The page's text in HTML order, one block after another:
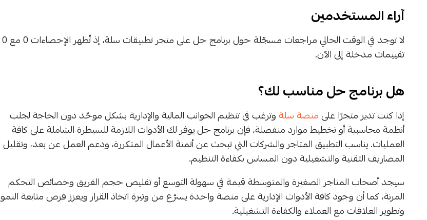
آراء المستخدمين
لا توجد في الوقت الحالي مراجعات مسجّلة حول برنامج حل على متجر تطبيقات سلة، إذ تُظهر الإحصاءات 0 مع 0
تقييمات مدخلة إلى الآن.
هل برنامج حل مناسب لك؟
إذا كنت تدير متجرًا علىمنصة سلةوترغب في تنظيم الجوانب المالية والإدارية بشكل موحّد دون الحاجة لجلب
أنظمة محاسبية أو تخطيط موارد منفصلة، فإن برنامج حل يوفر لك الأدوات اللازمة للسيطرة الشاملة على كافة
العمليات. يناسب التطبيق المتاجر والشركات التي تبحث عن أتمتة الأعمال المتكررة، ودعم العمل عن بعد، وتقليل
المصاريف التقنية والتشغيلية دون المساس بكفاءة التنظيم.
سيجد أصحاب المتاجر الصغيرة والمتوسطة قيمة في سهولة التوسع أو تقليص حجم الفريق وخصائص التحكم
المرنة، كما أن وجود كافة الأدوات الإدارية على منصة واحدة يسرّع من وتيرة اتخاذ القرار ويعزز فرص متابعة النمو
وتطوير العلاقات مع العملاء والكفاءة التشغيلية.